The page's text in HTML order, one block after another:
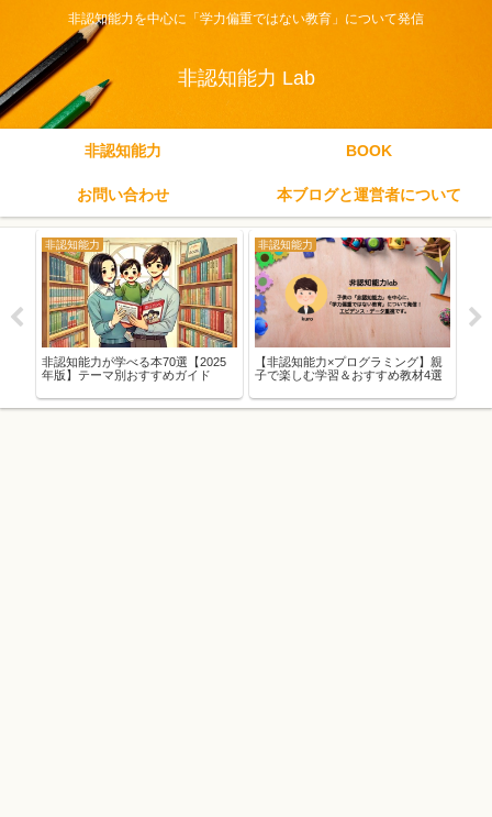
非認知能力を中心に「学力偏重ではない教育」について発信
非認知能力 Lab
非認知能力 BOOK
お問い合わせ 本ブログと運営者について
非認知能力
非認知能力が学べる本70選【2025
年版】テーマ別おすすめガイド
非認知能力
【非認知能力×プログラミング】親
子で楽しむ学習＆おすすめ教材4選